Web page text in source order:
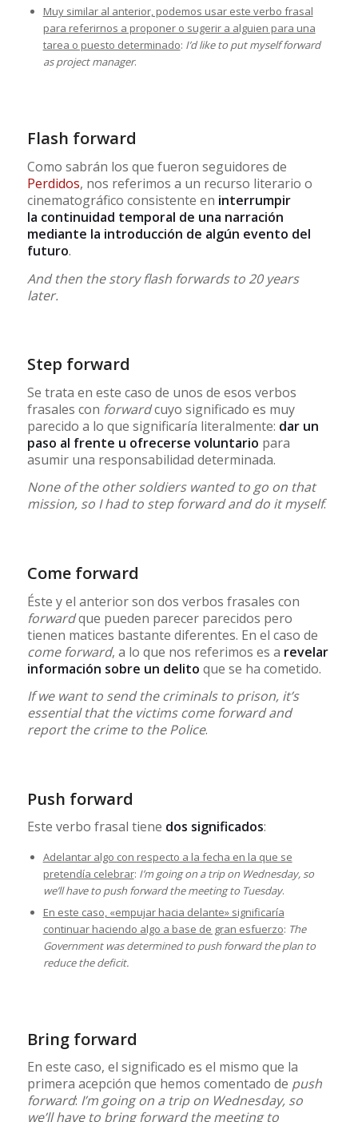
Muy similar al anterior, podemos usar este verbo frasal
para referirnos a proponer o sugerir a alguien para una
tarea o puesto determinado: I’d like to put myself forward
as project manager.
Flash forward
Como sabrán los que fueron seguidores de
Perdidos, nos referimos a un recurso literario o
cinematográfico consistente en interrumpir
la continuidad temporal de una narración
mediante la introducción de algún evento del
futuro.
And then the story flash forwards to 20 years
later.
Step forward
Se trata en este caso de unos de esos verbos
frasales con forwardcuyo significado es muy
parecido a lo que significaría literalmente: dar un
paso al frente u ofrecerse voluntario para
asumir una responsabilidad determinada.
None of the other soldiers wanted to go on that
mission, so I had to step forward and do it myself.
Come forward
Éste y el anterior son dos verbos frasales con
forwardque pueden parecer parecidos pero
tienen matices bastante diferentes. En el caso de
come forward, a lo que nos referimos es a revelar
información sobre un delito que se ha cometido.
If we want to send the criminals to prison, it’s
essential that the victims come forward and
report the crime to the Police.
Push forward
Este verbo frasal tiene dos significados:
Adelantar algo con respecto a la fecha en la que se
pretendía celebrar: I’m going on a trip on Wednesday, so
we’ll have to push forward the meeting to Tuesday.
En este caso, «empujar hacia delante» significaría
continuar haciendo algo a base de gran esfuerzo: The
Government was determined to push forward the plan to
reduce the deficit.
Bring forward
En este caso, el significado es el mismo que la
primera acepción que hemos comentado de push
forward: I’m going on a trip on Wednesday, so
we’ll have to bring forward the meeting to